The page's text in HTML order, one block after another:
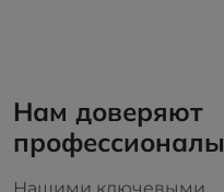
Нам доверяют
профессионалы